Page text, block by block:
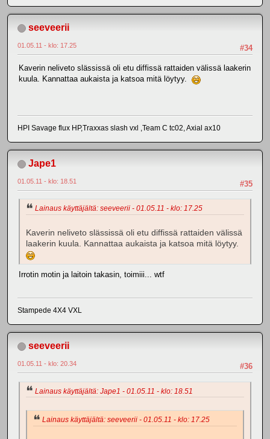
seeveerii
#34
01.05.11 - klo: 17.25
Kaverin neliveto slässissä oli etu diffissä rattaiden välissä laakerin
kuula. Kannattaa aukaista ja katsoa mitä löytyy.
HPI Savage flux HP,Traxxas slash vxl ,Team C tc02, Axial ax10
Jape1
#35
01.05.11 - klo: 18.51
Lainaus käyttäjältä: seeveerii - 01.05.11 - klo: 17.25
Kaverin neliveto slässissä oli etu diffissä rattaiden välissä
laakerin kuula. Kannattaa aukaista ja katsoa mitä löytyy.
Irrotin motin ja laitoin takasin, toimiii... wtf
Stampede 4X4 VXL
seeveerii
#36
01.05.11 - klo: 20.34
Lainaus käyttäjältä: Jape1 - 01.05.11 - klo: 18.51
Lainaus käyttäjältä: seeveerii - 01.05.11 - klo: 17.25